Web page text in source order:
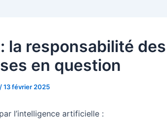
la responsabilité des
en question
/13 février 2025
l’intelligence artificielle :